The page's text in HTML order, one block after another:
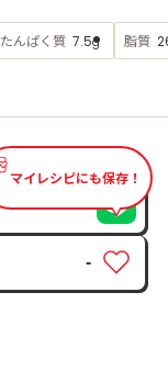
たんぱく質 7.5g 脂質
マイレシピにも保存！
-